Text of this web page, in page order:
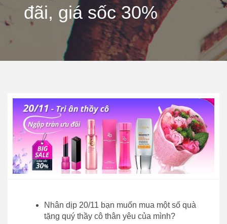
đãi, giá sốc 30%
Nhân dịp 20/11 bạn muốn mua một số quà
tặng quý thầy cô thân yêu của mình?